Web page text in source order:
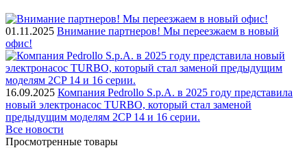
01.11.2025 Внимание партнеров! Мы переезжаем в новый
офис!
16.09.2025 Компания Pedrollo S.p.A. в 2025 году представила
новый электронасос TURBO, который стал заменой
предыдущим моделям 2CP 14 и 16 серии.
Все новости
Просмотренные товары